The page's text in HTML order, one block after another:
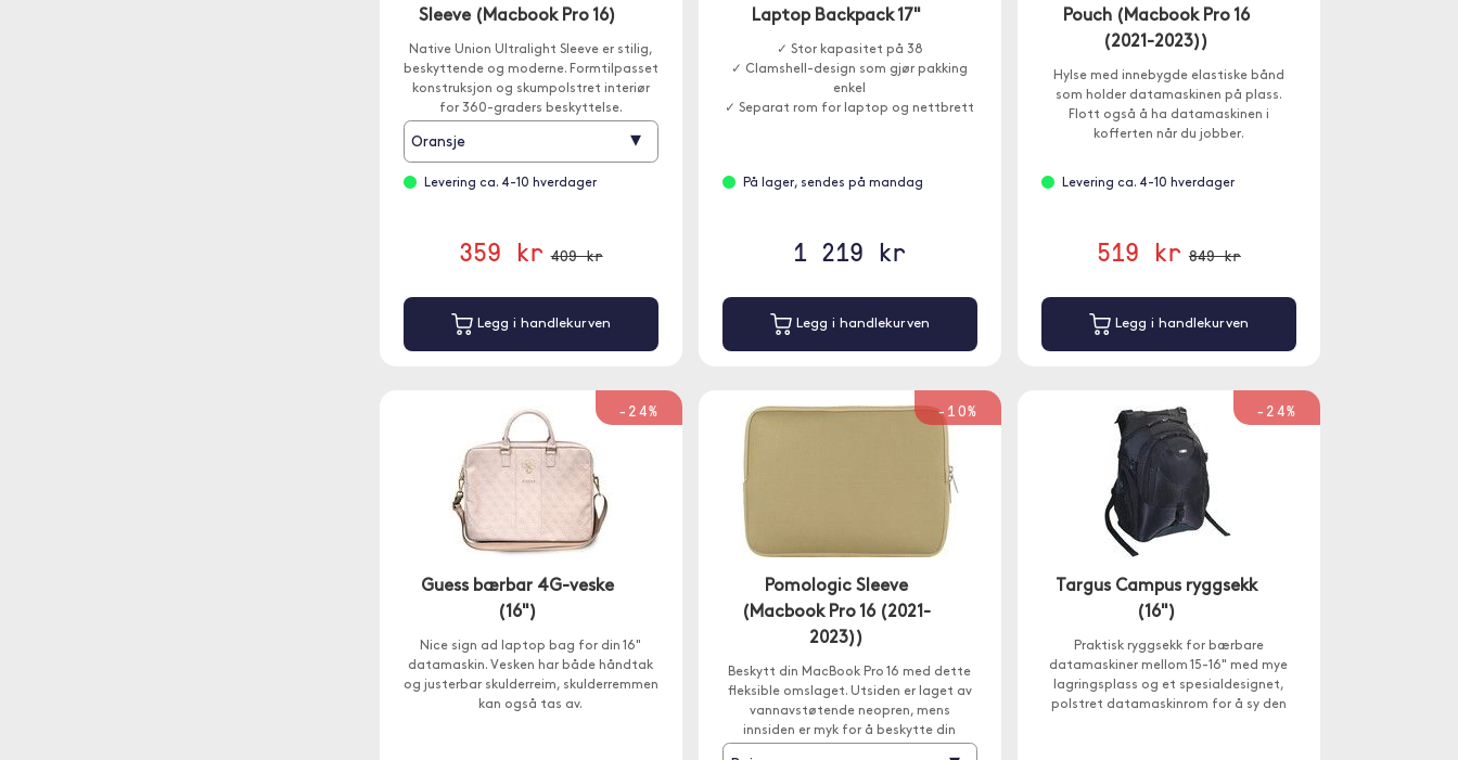
Sleeve (Macbook Pro 16)
Native Union Ultralight Sleeve er stilig,
beskyttende og moderne. Formtilpasset
konstruksjon og skumpolstret interiør
for 360-graders beskyttelse.
Oransje ▾
Levering ca. 4-10 hverdager
359 kr 409 kr
Legg i handlekurven
Laptop Backpack 17"
✓ Stor kapasitet på 38
✓ Clamshell-design som gjør pakking
enkel
✓ Separat rom for laptop og nettbrett
På lager, sendes på mandag
1 219 kr
Legg i handlekurven
Pouch (Macbook Pro 16
(2021-2023))
Hylse med innebygde elastiske bånd
som holder datamaskinen på plass.
Flott også å ha datamaskinen i
kofferten når du jobber.
Levering ca. 4-10 hverdager
519 kr 849 kr
Legg i handlekurven
-24%
Guess bærbar 4G-veske
(16")
Nice sign ad laptop bag for din 16"
datamaskin. Vesken har både håndtak
og justerbar skulderreim, skulderremmen
kan også tas av.
-10%
Pomologic Sleeve
(Macbook Pro 16 (2021-
2023))
Beskytt din MacBook Pro 16 med dette
fleksible omslaget. Utsiden er laget av
vannavstøtende neopren, mens
innsiden er myk for å beskytte din
-24%
Targus Campus ryggsekk
(16")
Praktisk ryggsekk for bærbare
datamaskiner mellom 15-16" med mye
lagringsplass og et spesialdesignet,
polstret datamaskinrom for å sy den